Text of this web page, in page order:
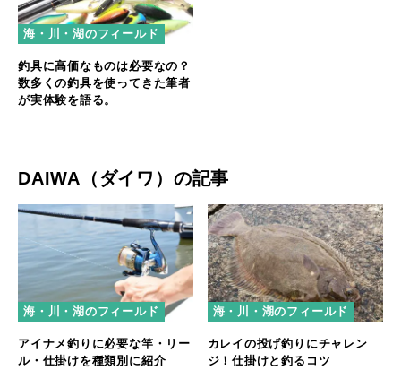
海・川・湖のフィールド
釣具に高価なものは必要なの？
数多くの釣具を使ってきた筆者
が実体験を語る。
DAIWA（ダイワ）の記事
海・川・湖のフィールド
アイナメ釣りに必要な竿・リー
ル・仕掛けを種類別に紹介
海・川・湖のフィールド
カレイの投げ釣りにチャレン
ジ！仕掛けと釣るコツ